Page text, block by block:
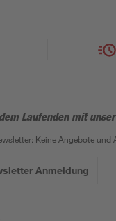
Laufenden mit
Keine Angebote und
Anmeldung